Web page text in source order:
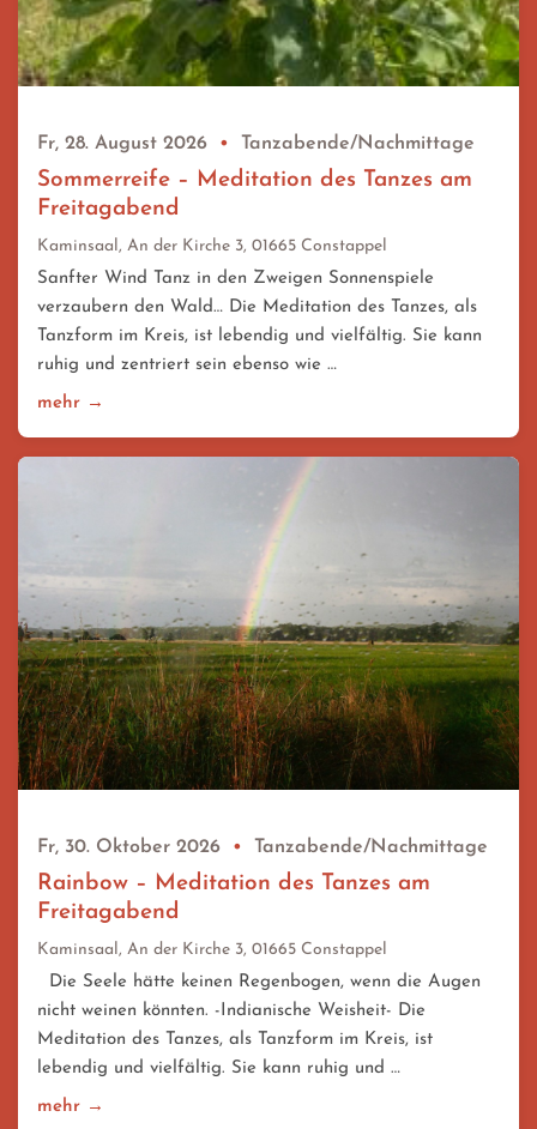
Fr, 28. August 2026 • Tanzabende/Nachmittage
Sommerreife – Meditation des Tanzes am
Freitagabend
Kaminsaal, An der Kirche 3, 01665 Constappel
Sanfter Wind Tanz in den Zweigen Sonnenspiele
verzaubern den Wald… Die Meditation des Tanzes, als
Tanzform im Kreis, ist lebendig und vielfältig. Sie kann
ruhig und zentriert sein ebenso wie …
mehr →
Fr, 30. Oktober 2026 • Tanzabende/Nachmittage
Rainbow – Meditation des Tanzes am
Freitagabend
Kaminsaal, An der Kirche 3, 01665 Constappel
Die Seele hätte keinen Regenbogen, wenn die Augen
nicht weinen könnten. -Indianische Weisheit- Die
Meditation des Tanzes, als Tanzform im Kreis, ist
lebendig und vielfältig. Sie kann ruhig und …
mehr →